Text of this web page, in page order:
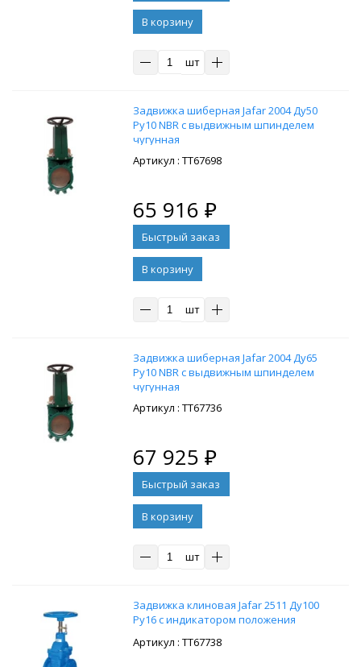
В корзину
шт
Задвижка шиберная Jafar 2004 Ду50
Ру10 NBR с выдвижным шпинделем
чугунная
: ТТ67698
65 916 ₽
В корзину
шт
Задвижка шиберная Jafar 2004 Ду65
Ру10 NBR с выдвижным шпинделем
чугунная
: ТТ67736
67 925 ₽
В корзину
шт
Задвижка клиновая Jafar 2511 Ду100
Ру16 с индикатором положения
: ТТ67738